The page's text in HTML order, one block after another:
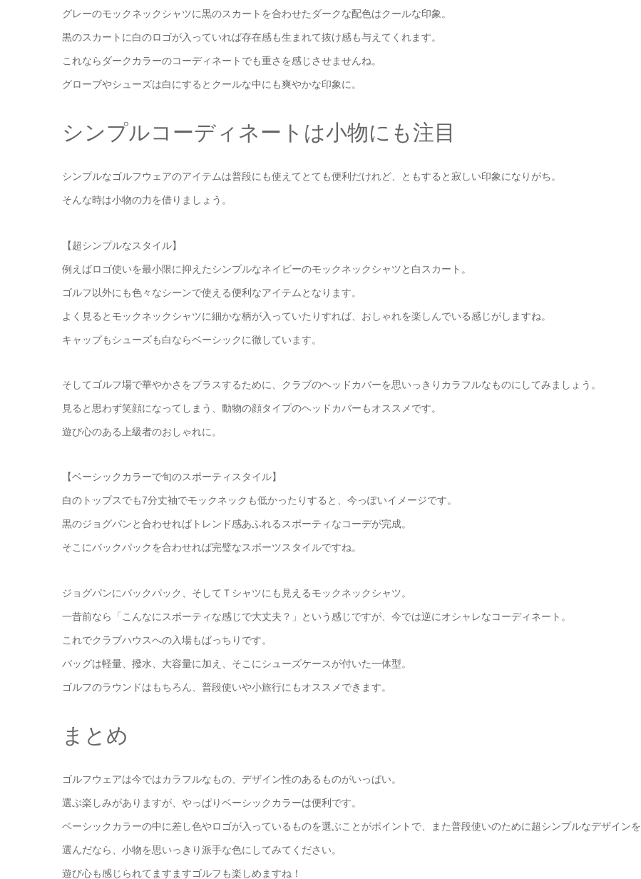
グレーのモックネックシャツに黒のスカートを合わせたダークな配色はクールな印象。
黒のスカートに白のロゴが入っていれば存在感も生まれて抜け感も与えてくれます。
これならダークカラーのコーディネートでも重さを感じさせませんね。
グローブやシューズは白にするとクールな中にも爽やかな印象に。
シンプルコーディネートは小物にも注目
シンプルなゴルフウェアのアイテムは普段にも使えてとても便利だけれど、ともすると寂しい印象になりがち。
そんな時は小物の力を借りましょう。
【超シンプルなスタイル】
例えばロゴ使いを最小限に抑えたシンプルなネイビーのモックネックシャツと白スカート。
ゴルフ以外にも色々なシーンで使える便利なアイテムとなります。
よく見るとモックネックシャツに細かな柄が入っていたりすれば、おしゃれを楽しんでいる感じがしますね。
キャップもシューズも白ならベーシックに徹しています。
そしてゴルフ場で華やかさをプラスするために、クラブのヘッドカバーを思いっきりカラフルなものにしてみましょう。
見ると思わず笑顔になってしまう、動物の顔タイプのヘッドカバーもオススメです。
遊び心のある上級者のおしゃれに。
【ベーシックカラーで旬のスポーティスタイル】
白のトップスでも7分丈袖でモックネックも低かったりすると、今っぽいイメージです。
黒のジョグパンと合わせればトレンド感あふれるスポーティなコーデが完成。
そこにバックパックを合わせれば完璧なスポーツスタイルですね。
ジョグパンにバックパック、そしてＴシャツにも見えるモックネックシャツ。
一昔前なら「こんなにスポーティな感じで大丈夫？」という感じですが、今では逆にオシャレなコーディネート。
これでクラブハウスへの入場もばっちりです。
バッグは軽量、撥水、大容量に加え、そこにシューズケースが付いた一体型。
ゴルフのラウンドはもちろん、普段使いや小旅行にもオススメできます。
まとめ
ゴルフウェアは今ではカラフルなもの、デザイン性のあるものがいっぱい。
選ぶ楽しみがありますが、やっぱりベーシックカラーは便利です。
ベーシックカラーの中に差し色やロゴが入っているものを選ぶことがポイントで、また普段使いのために超シンプルなデザインを
選んだなら、小物を思いっきり派手な色にしてみてください。
遊び心も感じられてますますゴルフも楽しめますね！